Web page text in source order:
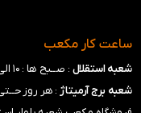
ساعت کار مکعب
شعبه استقلال : صــبح ها : ۱۰ الی ۱۴ ظــهر |
شعبه برج آرمیتاژ : هر روز حــتی